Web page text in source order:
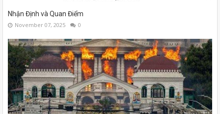
Nhận Định và Quan Điểm
November 07, 2025 0